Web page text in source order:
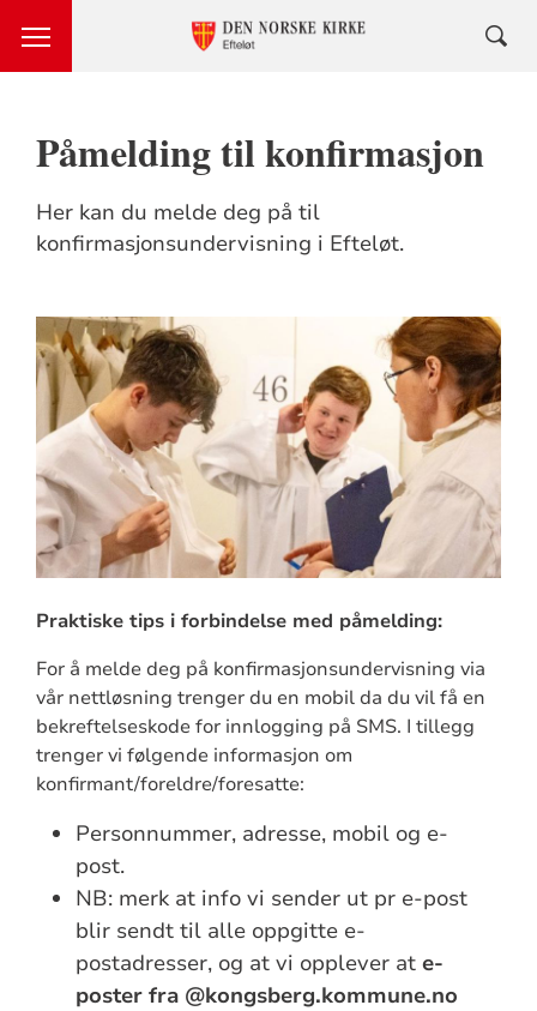
Påmelding til konfirmasjon
Her kan du melde deg på til
konfirmasjonsundervisning i Efteløt.
Praktiske tips i forbindelse med påmelding:
For å melde deg på konfirmasjonsundervisning via
vår nettløsning trenger du en mobil da du vil få en
bekreftelseskode for innlogging på SMS. I tillegg
trenger vi følgende informasjon om
konfirmant/foreldre/foresatte:
Personnummer, adresse, mobil og e-
post.
NB: merk at info vi sender ut pr e-post
blir sendt til alle oppgitte e-
postadresser, og at vi opplever ate-
poster fra @kongsberg.kommune.no